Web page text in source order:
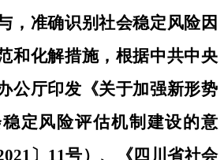
，准确识别社会稳定风险因
和化解措施，根据中共中央
公厅印发《关于加强新形势
定风险评估机制建设的意
〕11号）、《四川省社会